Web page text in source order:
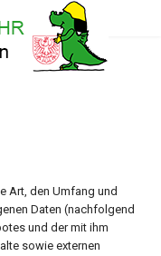
Art, den Umfang und
Daten (nachfolgend
und der mit ihm
sowie externen